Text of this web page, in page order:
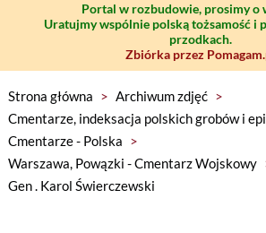
Portal w rozbudowie, prosimy o
Uratujmy wspólnie polską tożsamość i
przodkach.
Zbiórka przez
Strona główna > Archiwum zdjęć >
Cmentarze, indeksacja polskich grobów i
Cmentarze - Polska >
Warszawa, Powązki - Cmentarz Wojskowy
Gen . Karol Świerczewski